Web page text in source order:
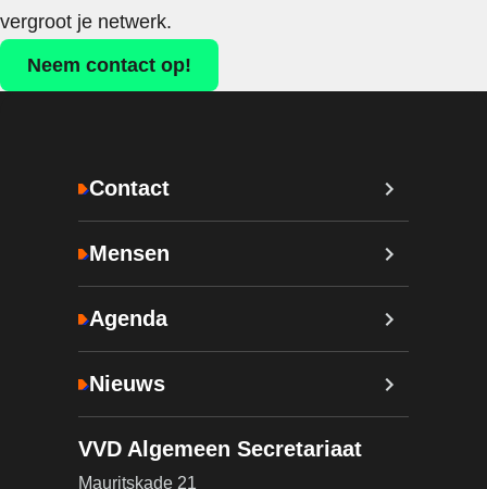
vergroot je netwerk.
Neem contact op!
Contact
Mensen
Agenda
Nieuws
VVD Algemeen Secretariaat
Mauritskade 21